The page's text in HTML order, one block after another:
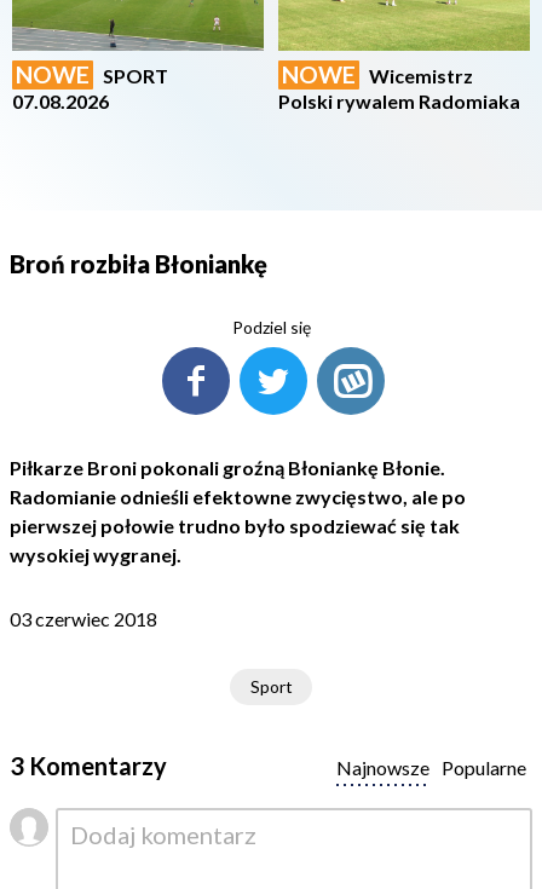
NOWE
SPORT
07.08.2026
NOWE
Wicemistrz
Polski rywalem Radomiaka
Broń rozbiła Błoniankę
Podziel się
Piłkarze Broni pokonali groźną Błoniankę Błonie.
Radomianie odnieśli efektowne zwycięstwo, ale po
pierwszej połowie trudno było spodziewać się tak
wysokiej wygranej.
03 czerwiec 2018
Sport
3 Komentarzy Popularne
Najnowsze